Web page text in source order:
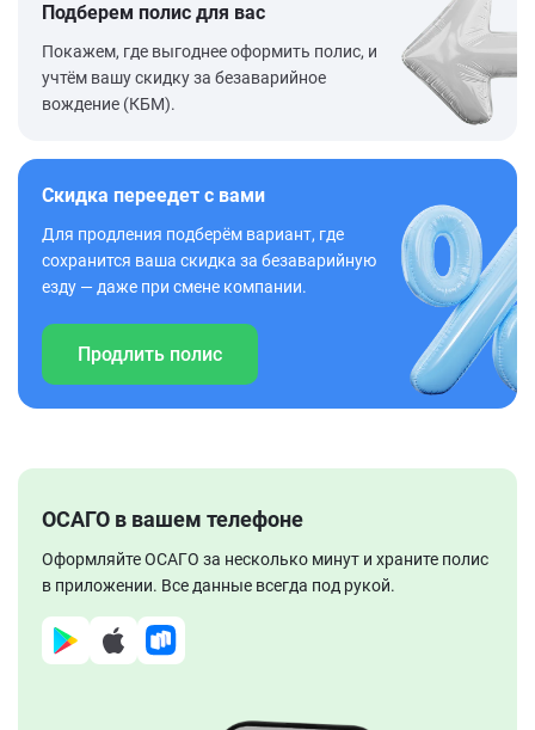
Подберем полис для вас
Покажем, где выгоднее оформить полис, и
учтём вашу скидку за безаварийное
вождение (КБМ).
Скидка переедет с вами
Для продления подберём вариант, где
сохранится ваша скидка за безаварийную
езду — даже при смене компании.
Продлить полис
ОСАГО в вашем телефоне
Оформляйте ОСАГО за несколько минут и храните полис
в приложении. Все данные всегда под рукой.